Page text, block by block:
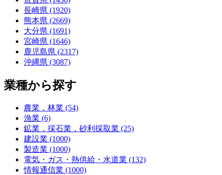
長崎県 (1920)
熊本県 (2669)
大分県 (1691)
宮崎県 (1646)
鹿児島県 (2317)
沖縄県 (3087)
業種から探す
農業，林業 (54)
漁業 (6)
鉱業，採石業，砂利採取業 (25)
建設業 (1000)
製造業 (1000)
電気・ガス・熱供給・水道業 (132)
情報通信業 (1000)